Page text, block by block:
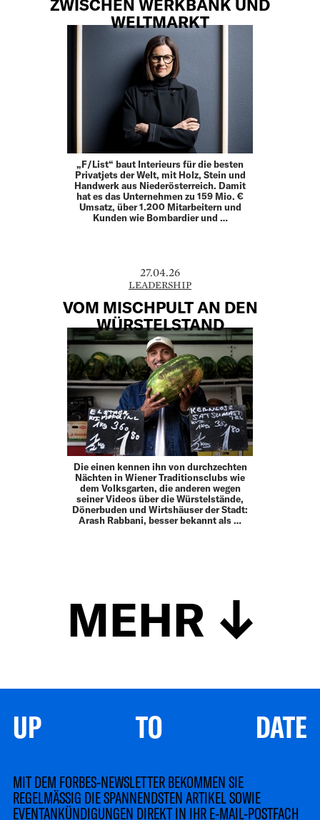
ZWISCHEN WERKBANK UND
WELTMARKT
„F/List“ baut Interieurs für die besten
Privatjets der Welt, mit Holz, Stein und
Handwerk aus Niederösterreich. Damit
hat es das Unternehmen zu 159 Mio. €
Umsatz, über 1.200 Mitarbeitern und
Kunden wie Bombardier und …
27.04.26
LEADERSHIP
VOM MISCHPULT AN DEN
WÜRSTELSTAND
Die einen kennen ihn von durchzechten
Nächten in Wiener Traditionsclubs wie
dem Volksgarten, die anderen wegen
seiner Videos über die Würstelstände,
Dönerbuden und Wirtshäuser der Stadt:
Arash Rabbani, besser bekannt als …
MEHR
UP TO DATE
MIT DEM FORBES-NEWSLETTER BEKOMMEN SIE
REGELMÄSSIG DIE SPANNENDSTEN ARTIKEL SOWIE
EVENTANKÜNDIGUNGEN DIREKT IN IHR E-MAIL-POSTFACH